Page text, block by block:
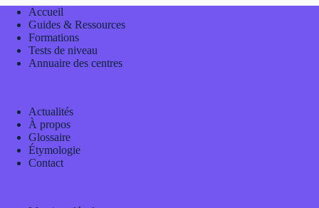
Accueil
Guides & Ressources
Formations
Tests de niveau
Annuaire des centres
Actualités
À propos
Glossaire
Étymologie
Contact